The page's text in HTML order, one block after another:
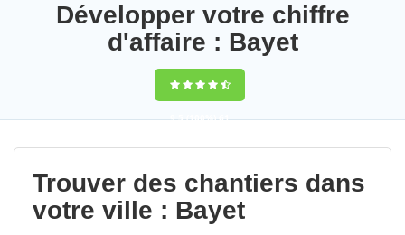
Développer votre chiffre
d'affaire : Bayet
9,5(100%)61
votes
Trouver des chantiers dans
votre ville : Bayet